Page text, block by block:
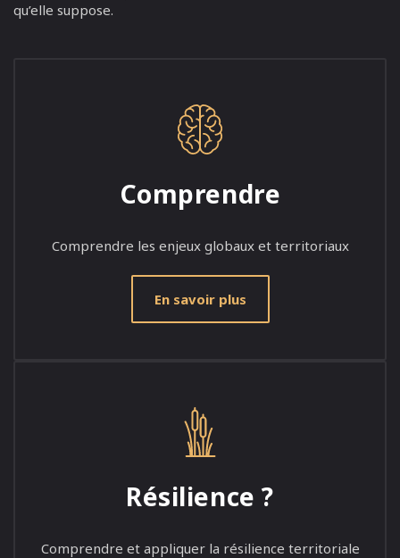
qu’elle suppose.
Comprendre
Comprendre les enjeux globaux et territoriaux
En savoir plus
Résilience ?
Comprendre et appliquer la résilience territoriale